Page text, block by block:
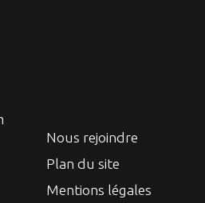
Nous rejoindre
Plan du site
Mentions légales